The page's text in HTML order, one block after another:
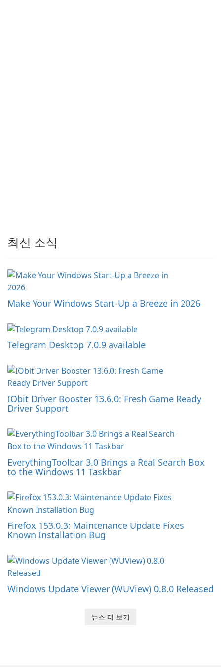
최신 소식
Make Your Windows Start-Up a Breeze in 2026
Telegram Desktop 7.0.9 available
IObit Driver Booster 13.6.0: Fresh Game Ready
Driver Support
EverythingToolbar 3.0 Brings a Real Search Box
to the Windows 11 Taskbar
Firefox 153.0.3: Maintenance Update Fixes
Known Installation Bug
Windows Update Viewer (WUView) 0.8.0 Released
뉴스 더 보기